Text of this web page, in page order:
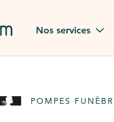
Nos services
Rapatriement à
POMPES